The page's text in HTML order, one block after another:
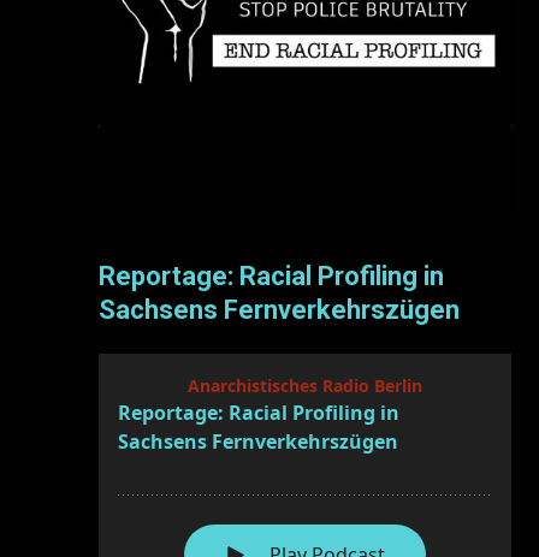
Reportage: Racial Profiling in
Sachsens Fernverkehrszügen